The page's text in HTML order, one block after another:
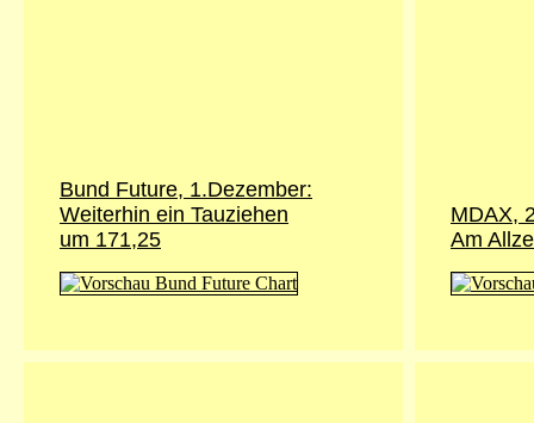
Bund Future, 1.Dezember:
Weiterhin ein Tauziehen
um 171,25
MDAX,
Am